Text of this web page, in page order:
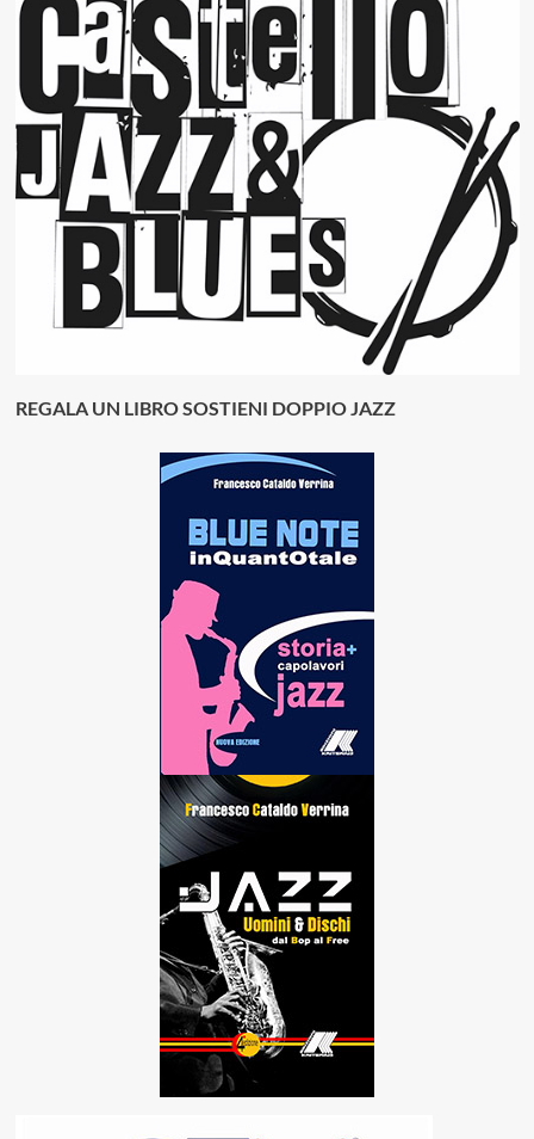
REGALA UN LIBRO SOSTIENI DOPPIO JAZZ